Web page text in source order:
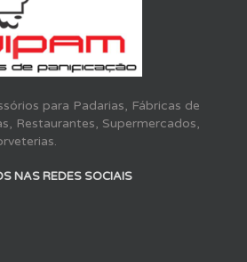
para Padarias, Fábricas de
Restaurantes, Supermercados,
NAS REDES SOCIAIS